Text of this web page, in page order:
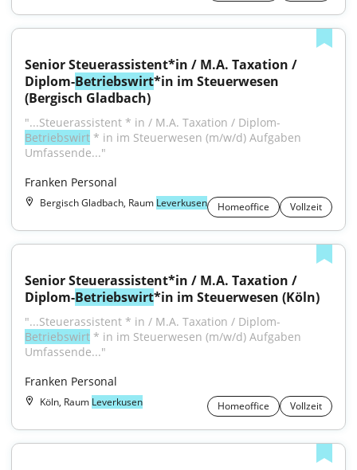
Senior Steuerassistent*in / M.A. Taxation /
Diplom-Betriebswirt*in im Steuerwesen
(Bergisch Gladbach)
"...Steuerassistent * in / M.A. Taxation / Diplom-
Betriebswirt * in im Steuerwesen (m/w/d) Aufgaben
Umfassende..."
Franken Personal
Bergisch Gladbach, Raum Leverkusen Homeoffice Vollzeit
Senior Steuerassistent*in / M.A. Taxation /
Diplom-Betriebswirt*in im Steuerwesen (Köln)
"...Steuerassistent * in / M.A. Taxation / Diplom-
Betriebswirt * in im Steuerwesen (m/w/d) Aufgaben
Umfassende..."
Franken Personal
Köln, Raum Leverkusen Homeoffice Vollzeit